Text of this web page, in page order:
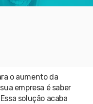
o aumento da
empresa é saber
solução acaba